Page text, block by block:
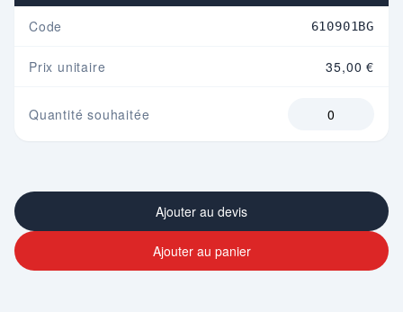
Code 610901BG
Prix unitaire 35,00 €
Quantité souhaitée
Ajouter au devis
Ajouter au panier